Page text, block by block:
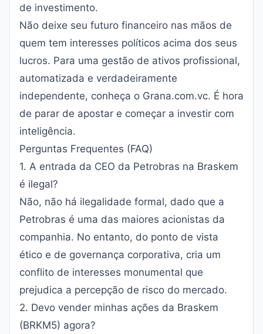
de investimento.
Não deixe seu futuro financeiro nas mãos de
quem tem interesses políticos acima dos seus
lucros. Para uma gestão de ativos profissional,
automatizada e verdadeiramente
independente, conheça o Grana.com.vc. É hora
de parar de apostar e começar a investir com
inteligência.
Perguntas Frequentes (FAQ)
1. A entrada da CEO da Petrobras na Braskem
é ilegal?
Não, não há ilegalidade formal, dado que a
Petrobras é uma das maiores acionistas da
companhia. No entanto, do ponto de vista
ético e de governança corporativa, cria um
conflito de interesses monumental que
prejudica a percepção de risco do mercado.
2. Devo vender minhas ações da Braskem
(BRKM5) agora?